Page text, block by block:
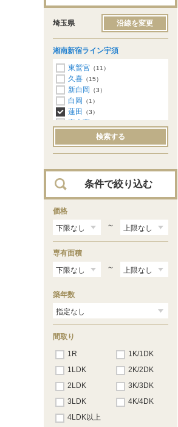
埼玉県 沿線を変更
湘南新宿ライン宇須
東鷲宮 （11）
久喜 （15）
新白岡 （3）
白岡 （1）
蓮田 （3）
東大宮
（1）
大宮（16）
浦和（17）
検索する
条件で絞り込む
価格
～
専有面積
～
築年数
間取り
1R
1K/1DK
1LDK
2K/2DK
2LDK
3K/3DK
3LDK
4K/4DK
4LDK以上